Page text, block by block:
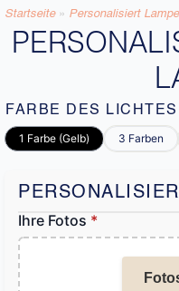
Startseite » Personalisiert Lampe
FARBE DES LICHTES
1 Farbe (Gelb) 3 Farben
Ihre Fotos *